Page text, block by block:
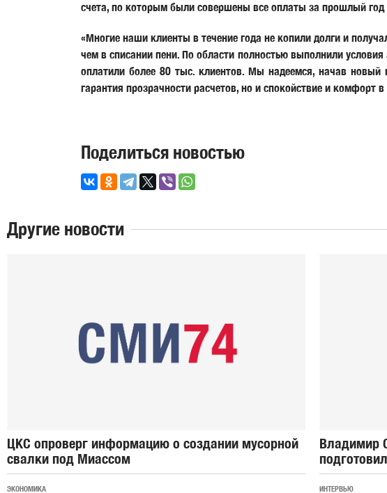
счета, по которым были совершены все оплаты за прошлый год
«Многие наши клиенты в течение года не копили долги и
чем в списании пени. По области полностью выполнили
оплатили более 80 тыс. клиентов. Мы надеемся, начав
гарантия прозрачности расчетов, но и спокойствие и комфорт
Поделиться новостью
Другие новости
ЦКС опроверг информацию о создании мусорной
свалки под Миассом
ЭКОНОМИКА
Владимир
ИНТЕРВЬЮ